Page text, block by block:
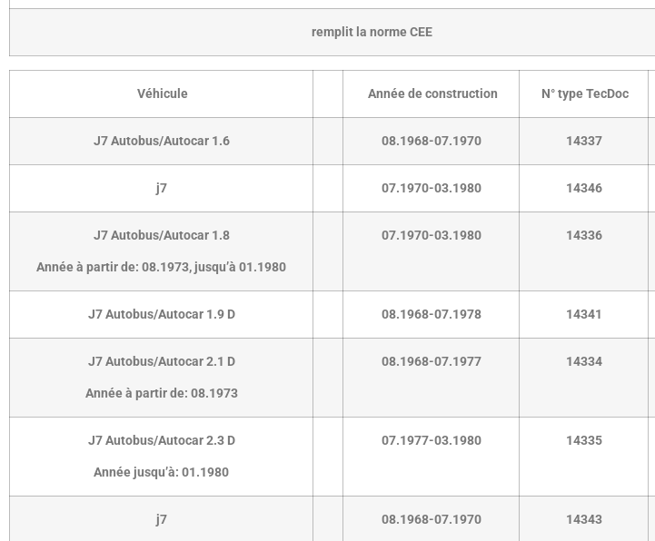
remplit la norme CEE
Véhicule Année de construction N° type TecDoc
J7 Autobus/Autocar 1.6 08.1968-07.1970 14337
j7 07.1970-03.1980 14346
J7 Autobus/Autocar 1.8
Année à partir de: 08.1973, jusqu’à 01.1980
07.1970-03.1980 14336
J7 Autobus/Autocar 1.9 D 08.1968-07.1978 14341
J7 Autobus/Autocar 2.1 D
Année à partir de: 08.1973
08.1968-07.1977 14334
J7 Autobus/Autocar 2.3 D
Année jusqu’à: 01.1980
07.1977-03.1980 14335
j7 08.1968-07.1970 14343